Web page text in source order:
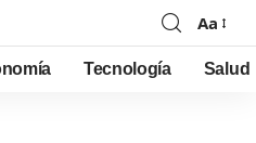
Font
Resizer
Aa
Tecnología Salud